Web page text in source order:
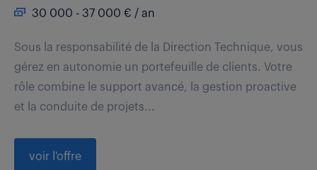
30 000 - 37 000 € / an
Sous la responsabilité de la Direction Technique, vous
gérez en autonomie un portefeuille de clients. Votre
rôle combine le support avancé, la gestion proactive
et la conduite de projets...
voir l'offre